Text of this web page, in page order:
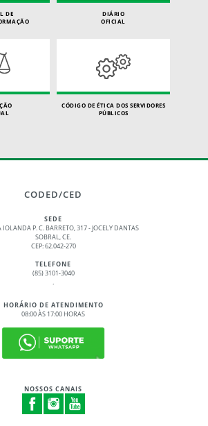
DE
DIÁRIO
OFICIAL
CÓDIGO DE ÉTICA DOS SERVIDORES
PÚBLICOS
CODED/CED
SEDE
P. C. BARRETO, 317 - JOCELY DANTAS
SOBRAL, CE.
CEP: 62.042-270
TELEFONE
(85) 3101-3040
.
HORÁRIO DE ATENDIMENTO
08:00 ÀS 17:00 HORAS
NOSSOS CANAIS